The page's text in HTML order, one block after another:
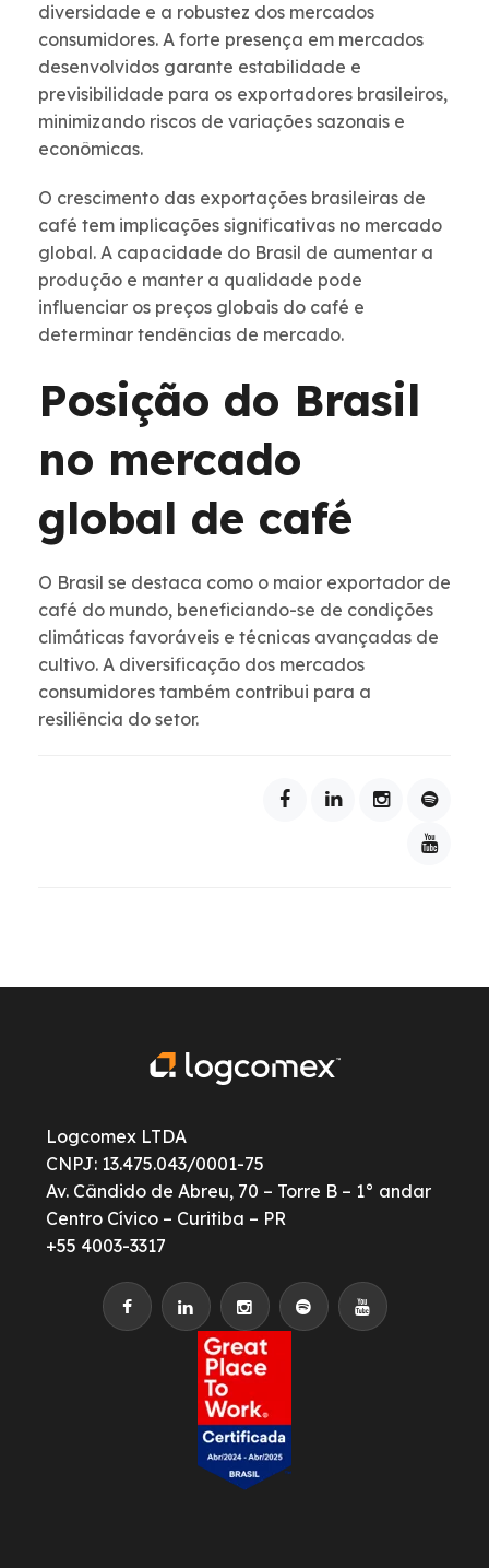
diversidade e a robustez dos mercados
consumidores. A forte presença em mercados
desenvolvidos garante estabilidade e
previsibilidade para os exportadores brasileiros,
minimizando riscos de variações sazonais e
econômicas.
O crescimento das exportações brasileiras de
café tem implicações significativas no mercado
global. A capacidade do Brasil de aumentar a
produção e manter a qualidade pode
influenciar os preços globais do café e
determinar tendências de mercado.
Posição do Brasil
no mercado
global de café
O Brasil se destaca como o maior exportador de
café do mundo, beneficiando-se de condições
climáticas favoráveis e técnicas avançadas de
cultivo. A diversificação dos mercados
consumidores também contribui para a
resiliência do setor.
Logcomex LTDA
CNPJ: 13.475.043/0001-75
Av. Cândido de Abreu, 70 – Torre B – 1° andar
Centro Cívico – Curitiba – PR
+55 4003-3317